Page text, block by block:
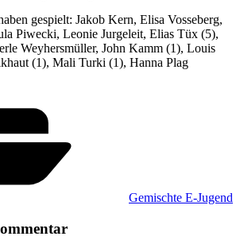
gespielt: Jakob Kern, Elisa Vosseberg,
Piwecki, Leonie Jurgeleit, Elias Tüx (5),
Weyhersmüller, John Kamm (1), Louis
(1), Mali Turki (1), Hanna Plag
Gemischte E-Jugend